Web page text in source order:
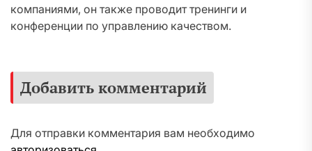
компаниями, он также проводит тренинги и
конференции по управлению качеством.
Добавить комментарий
Для отправки комментария вам необходимо